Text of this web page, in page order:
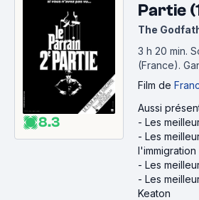
8.3
Partie
The
3 h 20 min.
(France).
Film de
Aussi
- Les
- Les
l'immigration
- Les
- Les
Keaton